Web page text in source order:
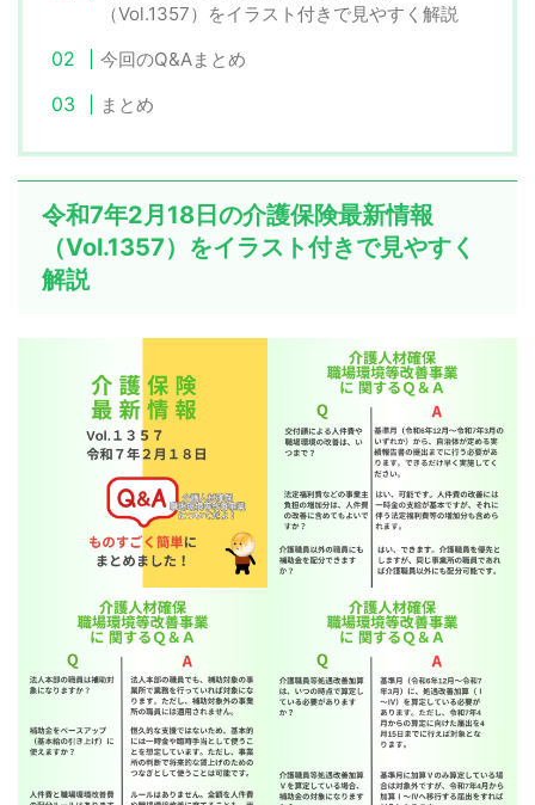
（Vol.1357）をイラスト付きで見やすく解説
今回のQ&Aまとめ
まとめ
令和7年2月18日の介護保険最新情報
（Vol.1357）をイラスト付きで見やすく
解説